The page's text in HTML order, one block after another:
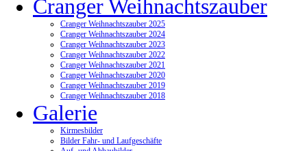
Cranger Weihnachtszauber
Cranger Weihnachtszauber 2025
Cranger Weihnachtszauber 2024
Cranger Weihnachtszauber 2023
Cranger Weihnachtszauber 2022
Cranger Weihnachtszauber 2021
Cranger Weihnachtszauber 2020
Cranger Weihnachtszauber 2019
Cranger Weihnachtszauber 2018
Galerie
Kirmesbilder
Bilder Fahr- und Laufgeschäfte